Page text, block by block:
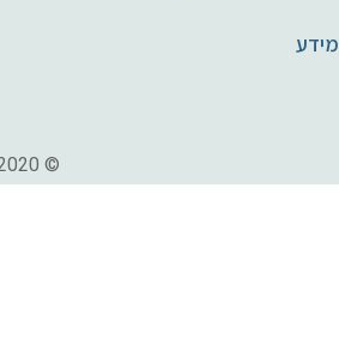
© 2020 agasnagus.co.il - מעבדה לתיקון מחשבי APPLE